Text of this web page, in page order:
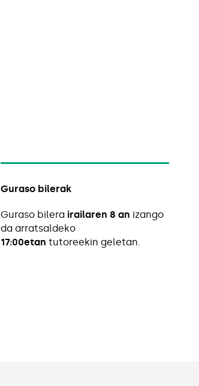
Guraso bilerak
Guraso bilera irailaren 8 an izango
da arratsaldeko
17:00etan tutoreekin geletan.